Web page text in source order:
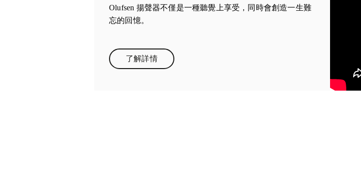
Olufsen 揚聲器不僅是一種聽覺上享受，同時會創造一生難
忘的回憶。
了解詳情Link Opens in New Tab